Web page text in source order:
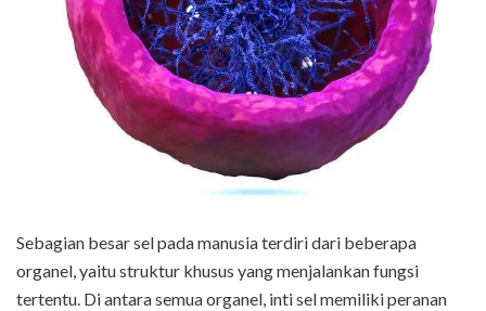
Sebagian besar sel pada manusia terdiri dari beberapa
organel, yaitu struktur khusus yang menjalankan fungsi
tertentu. Di antara semua organel, inti sel memiliki peranan